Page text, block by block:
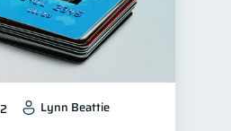
Lynn Beattie